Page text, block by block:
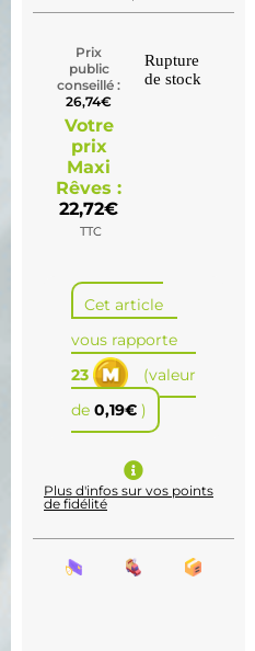
Prix
public
conseillé :
26,74€
Votre
prix
Maxi
Rêves :
22,72€
TTC
Rupture
de stock
Cet article
vous rapporte
23
(valeur
de 0,19€ )
Plus d'infos sur vos points
de fidélité